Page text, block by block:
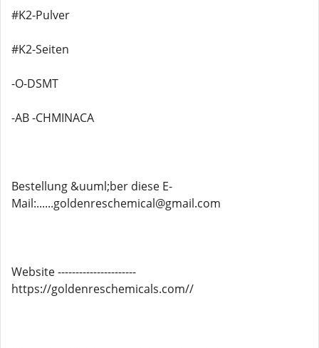
#K2-Pulver
#K2-Seiten
-O-DSMT
-AB -CHMINACA
Bestellung &uuml;ber diese E-
Mail:......goldenreschemical@gmail.com
Website ----------------------
https://goldenreschemicals.com//